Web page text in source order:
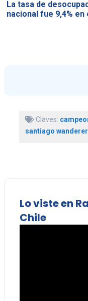
La tasa de
nacional fue 9,4% en
Claves:
santiago
Lo viste en
Chile